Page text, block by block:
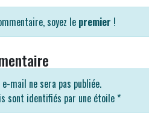
soyez le premier !
mail ne sera pas publiée.
sont identifiés par une étoile *